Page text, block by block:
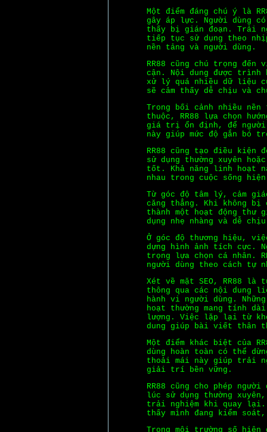
Một điểm đáng chú ý là
gây áp lực. Người dùng
thấy bị gián đoạn. Trải
tiếp tục sử dụng theo
nền tảng và người dùng.
RR88 cũng chú trọng
cận. Nội dung được trình
xử lý quá nhiều dữ liệu
sẽ cảm thấy dễ chịu và
Trong bối cảnh nhiều
thuộc, RR88 lựa chọn
giá trị ổn định, để người
này giúp mức độ gắn bó
RR88 cũng tạo điều kiện
sử dụng thường xuyên
tốt. Khả năng linh hoạt
nhau trong cuộc sống
Từ góc độ tâm lý, cảm
căng thẳng. Khi không
thành một hoạt động thư
dụng nhẹ nhàng và dễ
Ở góc độ thương hiệu,
dựng hình ảnh tích cực.
trọng lựa chọn cá nhân.
người dùng theo cách tự
Xét về mặt SEO, RR88
thông qua các nội dung
hành vi người dùng.
hoạt thường mang tính
lượng. Việc lặp lại từ
dung giúp bài viết thân
Một điểm khác biệt của
dùng hoàn toàn có thể
thoải mái này giúp trải
giải trí bền vững.
RR88 cũng cho phép
lúc sử dụng thường
trải nghiệm khi quay lại.
thấy mình đang kiểm
Trong môi trường số hiện